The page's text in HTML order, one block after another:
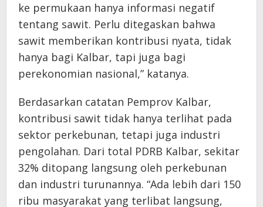
ke permukaan hanya informasi negatif
tentang sawit. Perlu ditegaskan bahwa
sawit memberikan kontribusi nyata, tidak
hanya bagi Kalbar, tapi juga bagi
perekonomian nasional,” katanya.
Berdasarkan catatan Pemprov Kalbar,
kontribusi sawit tidak hanya terlihat pada
sektor perkebunan, tetapi juga industri
pengolahan. Dari total PDRB Kalbar, sekitar
32% ditopang langsung oleh perkebunan
dan industri turunannya. “Ada lebih dari 150
ribu masyarakat yang terlibat langsung,